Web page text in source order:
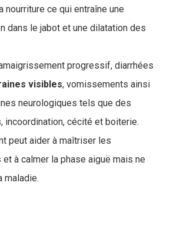
nourriture ce qui entraîne une
dans le jabot et une dilatation des
progressif, diarrhées
visibles, vomissements ainsi
neurologiques tels que des
incoordination, cécité et boiterie.
peut aider à maîtriser les
à calmer la phase aiguë mais ne
maladie.